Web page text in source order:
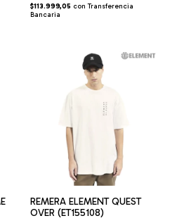
$113.999,05 con Transferencia
Bancaria
REMERA ELEMENT QUEST
OVER (ET155108)